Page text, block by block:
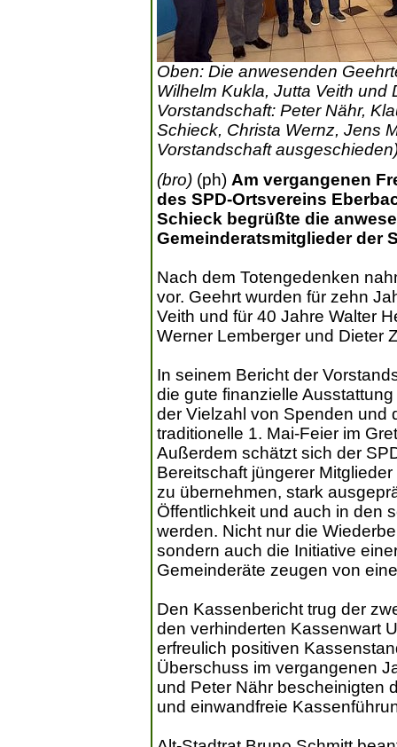
Oben: Die anwesenden
Wilhelm Kukla, Jutta Veith und
Vorstandschaft: Peter Nähr,
Schieck, Christa Wernz, Jens
Vorstandschaft
(bro) (ph) Am vergangenen
des SPD-Ortsvereins
Schieck begrüßte die
Gemeinderatsmitglieder der
Nach dem Totengedenken
vor. Geehrt wurden für zehn
Veith und für 40 Jahre Walter
Werner Lemberger und Dieter
In seinem Bericht der
die gute finanzielle
der Vielzahl von Spenden und
traditionelle 1. Mai-Feier im
Außerdem schätzt sich der
Bereitschaft jüngerer
zu übernehmen, stark
Öffentlichkeit und auch in den
werden. Nicht nur die
sondern auch die Initiative
Gemeinderäte zeugen von
Den Kassenbericht trug der
den verhinderten Kassenwart
erfreulich positiven
Überschuss im vergangenen
und Peter Nähr bescheinigten
und einwandfreie